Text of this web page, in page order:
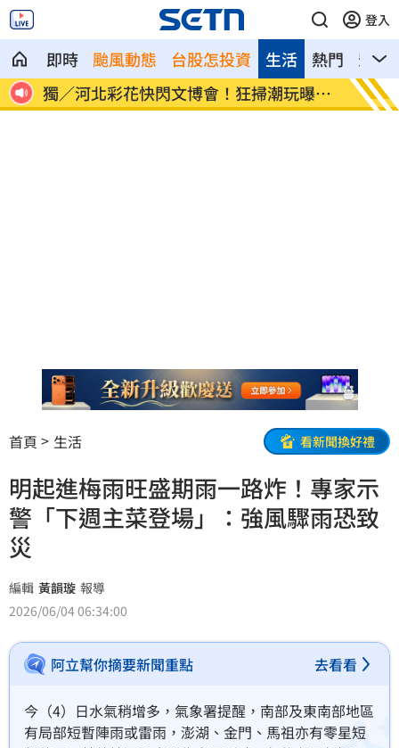
登入
即時 颱風動態 台股怎投資 熱門 影音
生活
獨／河北彩花快閃文博會！狂掃潮玩曝驚
喜
小吃
首頁 生活 看新聞換好禮
明起進梅雨旺盛期雨一路炸！專家示
警「下週主菜登場」：強風驟雨恐致
災
編輯 黃韻璇 報導
2026/06/04 06:34:00
阿立幫你摘要新聞重點 去看看
今（4）日水氣稍增多，氣象署提醒，南部及東南部地區
有局部短暫陣雨或雷雨，澎湖、金門、馬祖亦有零星短